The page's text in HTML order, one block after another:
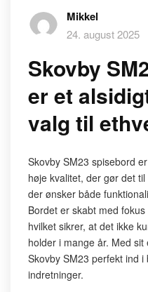
Mikkel
24. august 2025
Skovby
er et
valg til
Skovby SM23 spisebord
høje kvalitet, der gør det
der ønsker både
Bordet er skabt med
hvilket sikrer, at det ikke
holder i mange år. Med
Skovby SM23 perfekt ind
indretninger.